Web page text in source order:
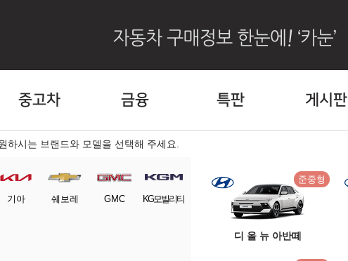
중고차 금융 특판 게시판
하시는 브랜드와 모델을 선택해 주세요.
기아 쉐보레 GMC KG모빌리티
준중형
디 올 뉴 아반떼